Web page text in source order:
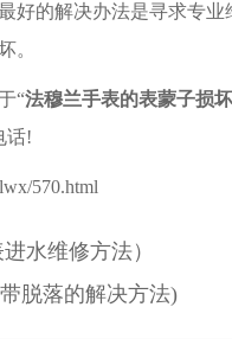
的解决办法是寻求专业
。
“法穆兰手表的表蒙子损
话!
570.html
水维修方法）
脱落的解决方法)